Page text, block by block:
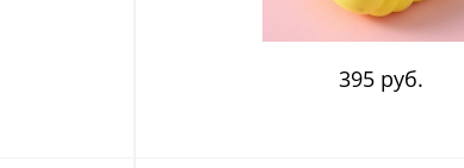
395 руб.